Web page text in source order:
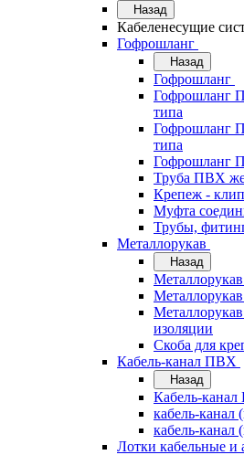
Назад
Кабеленесущие
Гофрошланг
Назад
Гофрошланг
Гофрошланг
типа
Гофрошланг
типа
Гофрошланг
Труба ПВХ
Крепеж -
Муфта
Трубы,
Металлорукав
Назад
Металлорукав
изоляции
Скоба для
Кабель-канал ПВХ
Назад
Кабель-
кабель-
кабель-канал
Лотки кабельные и